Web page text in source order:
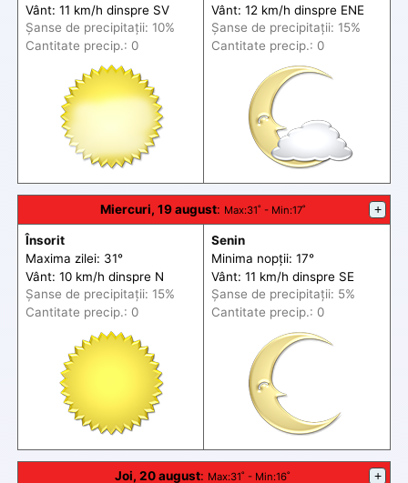
Vânt: 11 km/h dinspre SV
Șanse de precipitații: 10%
Cantitate precip.: 0
Vânt: 12 km/h dinspre ENE
Șanse de precipitații: 15%
Cantitate precip.: 0
Miercuri, 19 august: Max:31˚ - Min:17˚ +
Însorit
Maxima zilei: 31°
Vânt: 10 km/h dinspre N
Șanse de precipitații: 15%
Cantitate precip.: 0
Senin
Minima nopții: 17°
Vânt: 11 km/h dinspre SE
Șanse de precipitații: 5%
Cantitate precip.: 0
Joi, 20 august: Max:31˚ - Min:16˚ +